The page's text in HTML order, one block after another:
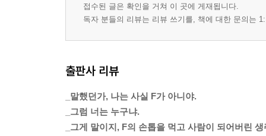
접수된 글은 확인을 거쳐 이 곳에 게재됩니다.
독자 분들의 리뷰는 리뷰 쓰기를, 책에 대한 문의는
출판사 리뷰
_말했던가, 나는 사실 F가 아니야.
_그럼 너는 누구냐.
_그게 말이지, F의 손톱을 먹고 사람이 되어버린